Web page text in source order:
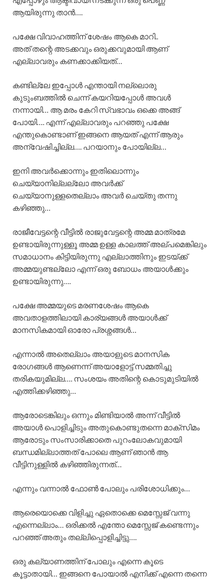
ആയിരുന്നു താൻ….
പക്ഷേ വിവാഹത്തിന് ശേഷം ആകെ മാറി..
അത് തന്റെ അടക്കവും ഒരുക്കവുമായി ആണ്
എല്ലാവരും കണക്കാക്കിയത്…
കണ്ടില്ലേ ഇപ്പോൾ എന്തായി നല്ലൊരു
കുടുംബത്തിൽ ചെന്ന് കയറിയപ്പോൾ അവൾ
നന്നായി… ആ മരം കേറി സ്വഭാവം ഒക്കെ അങ്ങ്
പോയി…. എന്ന് എല്ലാവരും പറഞ്ഞു പക്ഷേ
എന്തുകൊണ്ടാണ് ഇങ്ങനെ ആയത് എന്ന് ആരും
അന്വേഷിച്ചില്ല…. പറയാനും പോയില്ല…
ഇനി അവർക്കൊന്നും ഇതിലൊന്നും
ചെയ്യാനില്ലല്ലോ അവർക്ക്
ചെയ്യാനുള്ളതെല്ലാം അവർ ചെയ്തു തന്നു
കഴിഞ്ഞു…
രാജീവേട്ടന്റെ വീട്ടിൽ രാജുവേട്ടന്റെ അമ്മ മാത്രമേ
ഉണ്ടായിരുന്നുള്ളൂ അമ്മ ഉള്ള കാലത്ത് അല്പമെങ്കിലും
സമാധാനം കിട്ടിയിരുന്നു എല്ലാത്തിനും ഇടയ്ക്ക്
അമ്മയുണ്ടല്ലോ എന്ന് ഒരു ബോധം അയാൾക്കും
ഉണ്ടായിരുന്നു….
പക്ഷേ അമ്മയുടെ മരണശേഷം ആകെ
അവതാളത്തിലായി കാര്യങ്ങൾ അയാൾക്ക്
മാനസികമായി ഓരോ പ്രശ്നങ്ങൾ…
എന്നാൽ അതെല്ലാം അയാളുടെ മാനസിക
രോഗങ്ങൾ ആണെന്ന് അയാളോട്ട് സമ്മതിച്ചു
തരികയുമില്ല…. സംശയം അതിന്റെ കൊടുമുടിയിൽ
എത്തിക്കഴിഞ്ഞു…
ആരോടെങ്കിലും ഒന്നും മിണ്ടിയാൽ അന്ന് വീട്ടിൽ
അയാൾ പൊളിച്ചിടും അതുകൊണ്ടുതന്നെ മാക്സിമം
ആരോടും സംസാരിക്കാതെ പുറംലോകവുമായി
ബന്ധമില്ലാത്തത് പോലെ ആണ് ഞാൻ ആ
വീട്ടിനുള്ളിൽ കഴിഞ്ഞിരുന്നത്…
എന്നും വന്നാൽ ഫോൺ പോലും പരിശോധിക്കും…
ആരെയൊക്കെ വിളിച്ചു ഏതൊക്കെ മെസ്സേജ് വന്നു
എന്നെല്ലാം… ഒരിക്കൽ എന്തോ മെസ്സേജ് കണ്ടെന്നും
പറഞ്ഞ് അതും തല്ലിപ്പൊളിച്ചിട്ടു….
ഒരു കല്യാണത്തിന് പോലും എന്നെ കൂടെ
കൂട്ടാതായി… ഇങ്ങനെ പോയാൽ എനിക്ക് എന്നെ തന്നെ